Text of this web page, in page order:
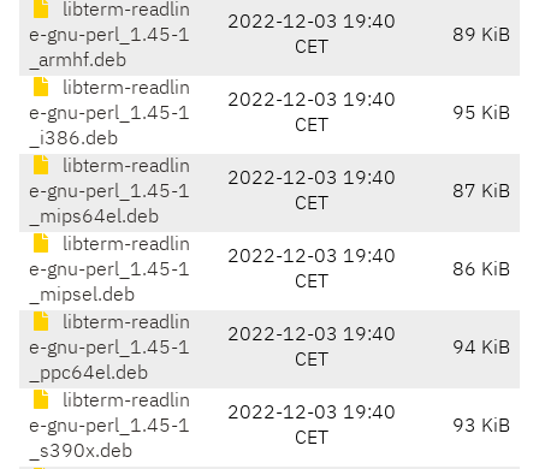
libterm-readlin
e-gnu-perl_1.45-1
_armhf.deb
2022-12-03 19:40
CET
89 KiB
libterm-readlin
e-gnu-perl_1.45-1
_i386.deb
2022-12-03 19:40
CET
95 KiB
libterm-readlin
e-gnu-perl_1.45-1
_mips64el.deb
2022-12-03 19:40
CET
87 KiB
libterm-readlin
e-gnu-perl_1.45-1
_mipsel.deb
2022-12-03 19:40
CET
86 KiB
libterm-readlin
e-gnu-perl_1.45-1
_ppc64el.deb
2022-12-03 19:40
CET
94 KiB
libterm-readlin
e-gnu-perl_1.45-1
_s390x.deb
2022-12-03 19:40
CET
93 KiB